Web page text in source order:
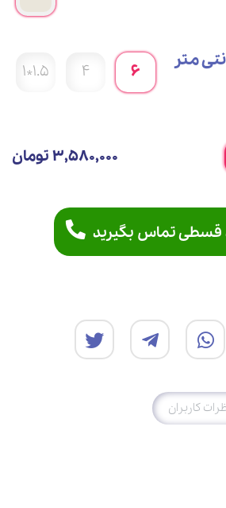
6
4
1.5*1
3,580,000 تومان
قسطی تماس بگیرید
کاربران